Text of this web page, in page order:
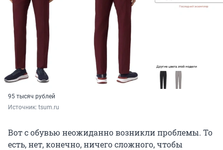
95 тысяч рублей
Источник: tsum.ru
Вот с обувью неожиданно возникли проблемы. То
есть, нет, конечно, ничего сложного, чтобы